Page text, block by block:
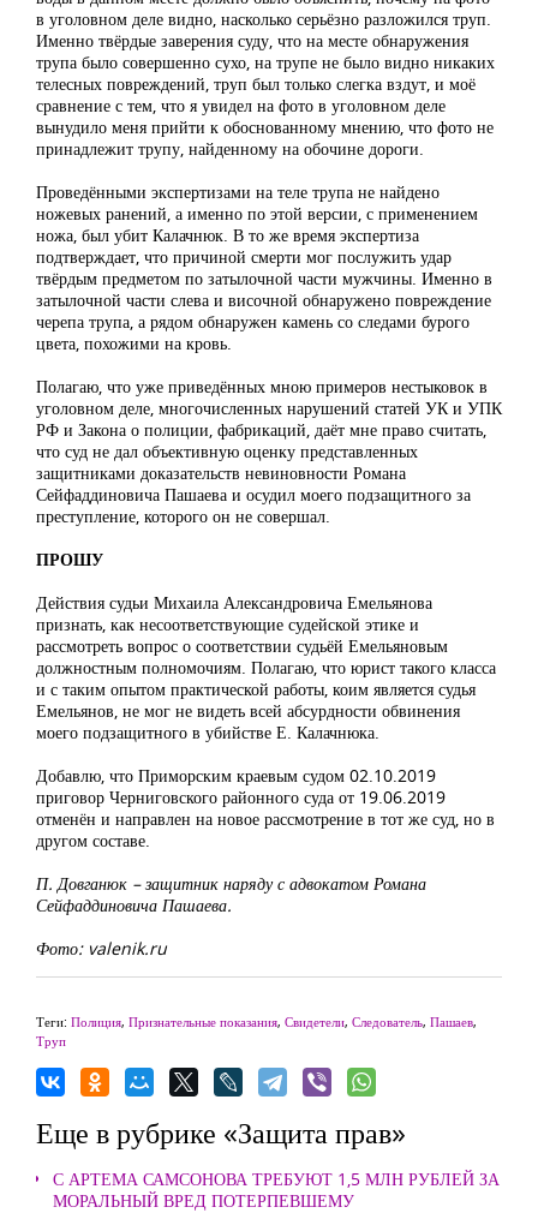
в уголовном деле видно, насколько серьёзно разложился труп.
Именно твёрдые заверения суду, что на месте обнаружения
трупа было совершенно сухо, на трупе не было видно никаких
телесных повреждений, труп был только слегка вздут, и моё
сравнение с тем, что я увидел на фото в уголовном деле
вынудило меня прийти к обоснованному мнению, что фото не
принадлежит трупу, найденному на обочине дороги.
Проведёнными экспертизами на теле трупа не найдено
ножевых ранений, а именно по этой версии, с применением
ножа, был убит Калачнюк. В то же время экспертиза
подтверждает, что причиной смерти мог послужить удар
твёрдым предметом по затылочной части мужчины. Именно в
затылочной части слева и височной обнаружено повреждение
черепа трупа, а рядом обнаружен камень со следами бурого
цвета, похожими на кровь.
Полагаю, что уже приведённых мною примеров нестыковок в
уголовном деле, многочисленных нарушений статей УК и УПК
РФ и Закона о полиции, фабрикаций, даёт мне право считать,
что суд не дал объективную оценку представленных
защитниками доказательств невиновности Романа
Сейфаддиновича Пашаева и осудил моего подзащитного за
преступление, которого он не совершал.
ПРОШУ
Действия судьи Михаила Александровича Емельянова
признать, как несоответствующие судейской этике и
рассмотреть вопрос о соответствии судьёй Емельяновым
должностным полномочиям. Полагаю, что юрист такого класса
и с таким опытом практической работы, коим является судья
Емельянов, не мог не видеть всей абсурдности обвинения
моего подзащитного в убийстве Е. Калачнюка.
Добавлю, что Приморским краевым судом 02.10.2019
приговор Черниговского районного суда от 19.06.2019
отменён и направлен на новое рассмотрение в тот же суд, но в
другом составе.
П. Довганюк – защитник наряду с адвокатом Романа
Сейфаддиновича Пашаева.
Фото: valenik.ru
Теги: Полиция, Признательные показания, Свидетели, Следователь, Пашаев,
Труп
Еще в рубрике «Защита прав»
С АРТЕМА САМСОНОВА ТРЕБУЮТ 1,5 МЛН РУБЛЕЙ ЗА
МОРАЛЬНЫЙ ВРЕД ПОТЕРПЕВШЕМУ